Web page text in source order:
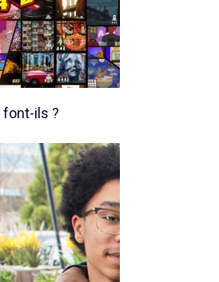
font-ils ?